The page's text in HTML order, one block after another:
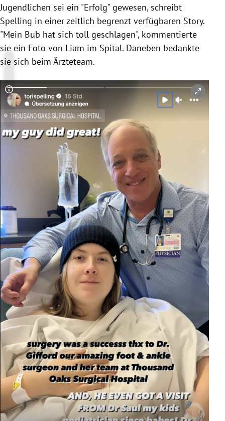
Jugendlichen sei ein "Erfolg" gewesen, schreibt
Spelling in einer zeitlich begrenzt verfügbaren Story.
"Mein Bub hat sich toll geschlagen", kommentierte
sie ein Foto von Liam im Spital. Daneben bedankte
sie sich beim Ärzteteam.
Copyright-Hinweis öffnen/schließen